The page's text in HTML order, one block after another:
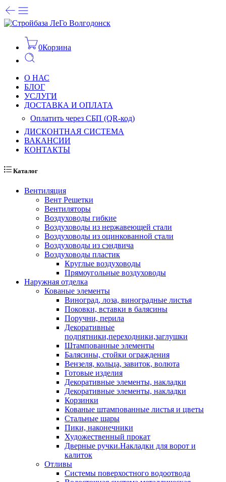
0Корзина
О НАС
БЛОГ
УСЛУГИ
ДОСТАВКА И ОПЛАТА
Оплатить через СБП (QR-код)
ДИСКОНТНАЯ СИСТЕМА
ВАКАНСИИ
КОНТАКТЫ
Каталог
Вентиляция
Вент Решетки
Вентиляторы
Воздуховоды гибкие
Воздуховоды из нержавеющей стали
Воздуховоды из оцинкованной стали
Воздуховоды из сэндвича
Воздуховоды пластик
Круглые воздуховоды
Прямоугольные воздуховоды
Наружная отделка
Кованые элементы
Виноград, лоза, виноградные листья
Поковки, вставки в балясины
Поручни, перила
Декоративные
подпятники,переходники,заглушки
Штампованные элементы
Балясины, стойки ограждения
Вензеля, кольца, завиток, волюта
Готовые изделия
Декоративные элементы, накладки
Декоративные элементы, накладки
Корзинки
Кованые штампованные листья и цветы
Стальные шары
Пики, наконечники
Художественный прокат
Дверные ручки.Накладки для ворот и
калиток
Отливы
Системы поверхостного водоотвода